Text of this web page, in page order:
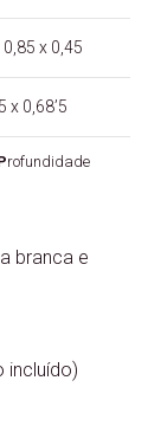
0,45
rofundidade
branca e
incluído)